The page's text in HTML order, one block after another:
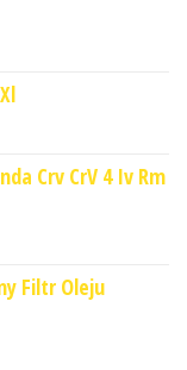
Crv CrV 4 Iv Rm
Filtr Oleju